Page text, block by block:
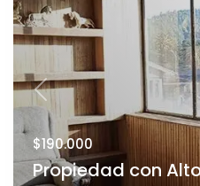
Previous
$190.000
Propiedad con